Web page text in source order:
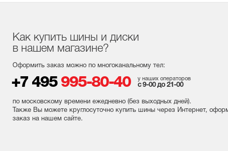
Как купить шины и диски
в нашем магазине?
Оформить заказ можно по многоканальному тел:
+7 495 995-80-40 у наших операторов
с 9-00 до 21-00
по московскому времени ежедневно (без выходных дней).
Также Вы можете круглосуточно купить шины через Интернет,
заказ на нашем сайте.